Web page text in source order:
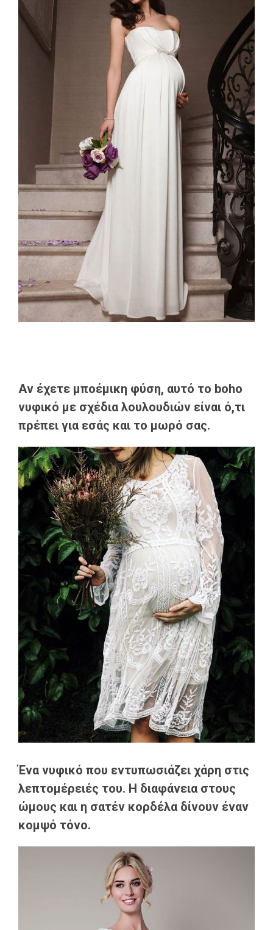
Αν έχετε μποέμικη φύση, αυτό το boho
νυφικό με σχέδια λουλουδιών είναι ό,τι
πρέπει για εσάς και το μωρό σας.
Ένα νυφικό που εντυπωσιάζει χάρη στις
λεπτομέρειές του. Η διαφάνεια στους
ώμους και η σατέν κορδέλα δίνουν έναν
κομψό τόνο.